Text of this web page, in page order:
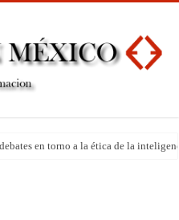
en torno a la ética de la